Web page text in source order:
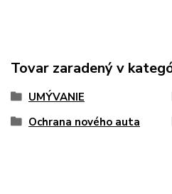
Tovar zaradený v
UMÝVANIE
Ochrana nového auta